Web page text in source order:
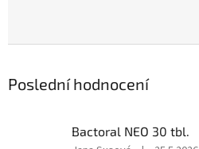
Poslední hodnocení
Bactoral NEO 30 tbl.